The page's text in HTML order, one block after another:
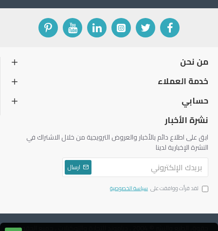
من نحن
خدمة العملاء
حسابي
نشرة الأخبار
ابق على اطلاع دائم بالأخبار والعروض الترويجية من خلال الاشتراك في
النشرة الإخبارية لدينا
ارسال
لقد قرأت ووافقت على سياسة الخصوصية
حقوق الطبع والنشر © 2004 ، دياموند للتجارة والتوكيلات ، جميع الحقوق